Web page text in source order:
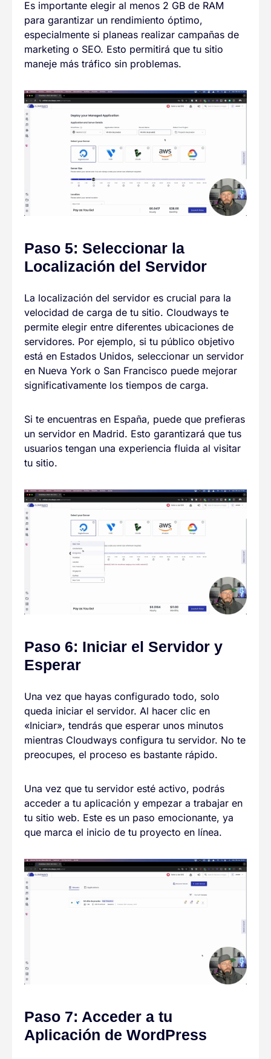
Es importante elegir al menos 2 GB de RAM
para garantizar un rendimiento óptimo,
especialmente si planeas realizar campañas de
marketing o SEO. Esto permitirá que tu sitio
maneje más tráfico sin problemas.
Paso 5: Seleccionar la
Localización del Servidor
La localización del servidor es crucial para la
velocidad de carga de tu sitio. Cloudways te
permite elegir entre diferentes ubicaciones de
servidores. Por ejemplo, si tu público objetivo
está en Estados Unidos, seleccionar un servidor
en Nueva York o San Francisco puede mejorar
significativamente los tiempos de carga.
Si te encuentras en España, puede que prefieras
un servidor en Madrid. Esto garantizará que tus
usuarios tengan una experiencia fluida al visitar
tu sitio.
Paso 6: Iniciar el Servidor y
Esperar
Una vez que hayas configurado todo, solo
queda iniciar el servidor. Al hacer clic en
«Iniciar», tendrás que esperar unos minutos
mientras Cloudways configura tu servidor. No te
preocupes, el proceso es bastante rápido.
Una vez que tu servidor esté activo, podrás
acceder a tu aplicación y empezar a trabajar en
tu sitio web. Este es un paso emocionante, ya
que marca el inicio de tu proyecto en línea.
Paso 7: Acceder a tu
Aplicación de WordPress